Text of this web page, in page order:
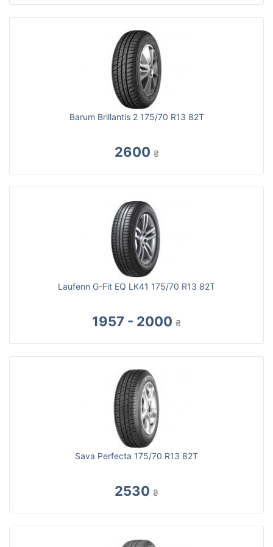
Barum Brillantis 2 175/70 R13 82T
2600 ₴
Laufenn G-Fit EQ LK41 175/70 R13 82T
1957 - 2000 ₴
Sava Perfecta 175/70 R13 82T
2530 ₴